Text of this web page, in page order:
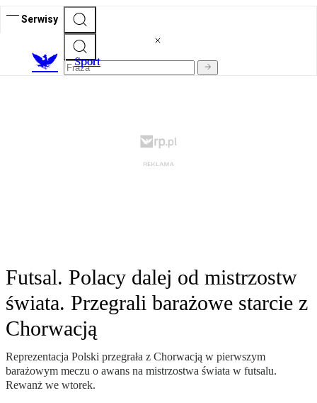
Serwisy
Sport
Futsal. Polacy dalej od mistrzostw
świata. Przegrali barażowe starcie z
Chorwacją
Reprezentacja Polski przegrała z Chorwacją w pierwszym
barażowym meczu o awans na mistrzostwa świata w futsalu.
Rewanż we wtorek.